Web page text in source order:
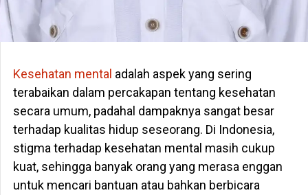
Kesehatan mental adalah aspek yang sering
terabaikan dalam percakapan tentang kesehatan
secara umum, padahal dampaknya sangat besar
terhadap kualitas hidup seseorang. Di Indonesia,
stigma terhadap kesehatan mental masih cukup
kuat, sehingga banyak orang yang merasa enggan
untuk mencari bantuan atau bahkan berbicara